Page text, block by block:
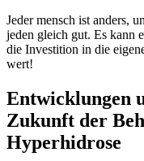
Jeder mensch ⁣ist anders,
jeden gleich gut. Es kann
⁢die​ Investition in die⁤
wert!
Entwicklungen
Zukunft der
Hyperhidrose